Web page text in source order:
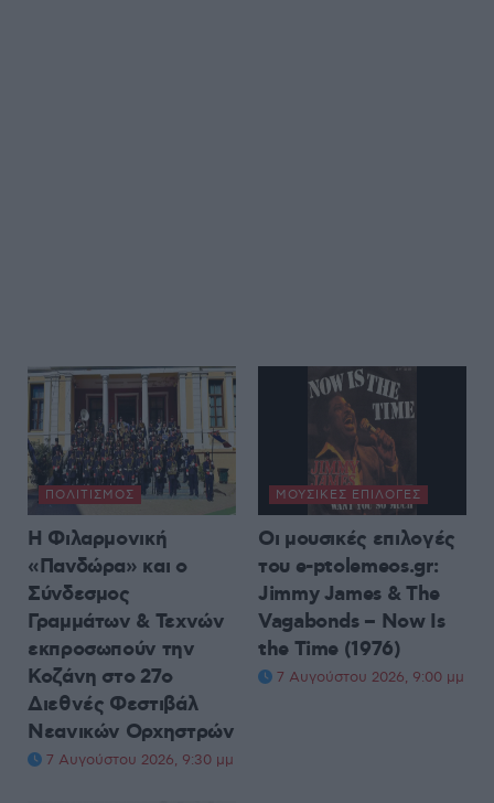
ΠΟΛΙΤΙΣΜΌΣ
Η Φιλαρμονική
«Πανδώρα» και ο
Σύνδεσμος
Γραμμάτων & Τεχνών
εκπροσωπούν την
Κοζάνη στο 27ο
Διεθνές Φεστιβάλ
Νεανικών Ορχηστρών
7 Αυγούστου 2026, 9:30 μμ
ΜΟΥΣΙΚΈΣ ΕΠΙΛΟΓΈΣ
Οι μουσικές επιλογές
του e-ptolemeos.gr:
Jimmy James & The
Vagabonds – Now Is
the Time (1976)
7 Αυγούστου 2026, 9:00 μμ